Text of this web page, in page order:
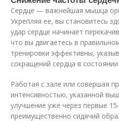
Сердце — важнейшая мышца
Укрепляя ее, вы становитесь
удар сердце начинает
что вы двигаетесь в
тренировки эффективны,
сокращений сердца в
Работая с зале или совершая
интенсивностью, указанной
улучшение уже через первые
преимущественно сидячий